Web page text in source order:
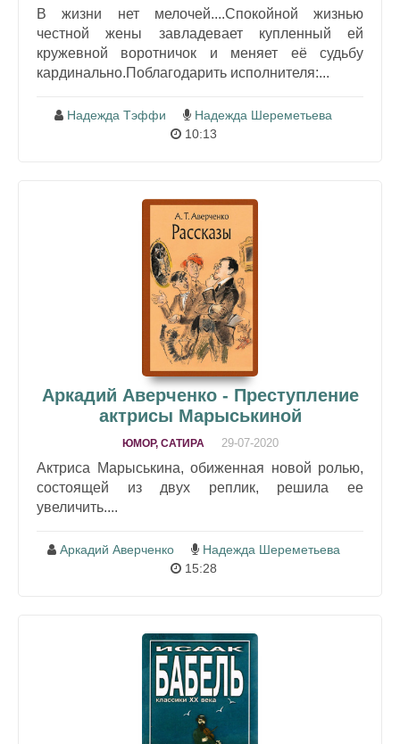
В жизни нет мелочей....Спокойной жизнью
честной жены завладевает купленный ей
кружевной воротничок и меняет её судьбу
кардинально.Поблагодарить исполнителя:...
Надежда Тэффи
Надежда Шереметьева
10:13
Аркадий Аверченко - Преступление
актрисы Марыськиной
ЮМОР, САТИРА 29-07-2020
Актриса Марыськина, обиженная новой ролью,
состоящей из двух реплик, решила ее
увеличить....
Аркадий Аверченко
Надежда Шереметьева
15:28